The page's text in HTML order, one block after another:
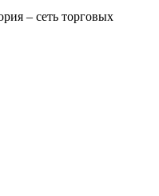
– сеть торговых